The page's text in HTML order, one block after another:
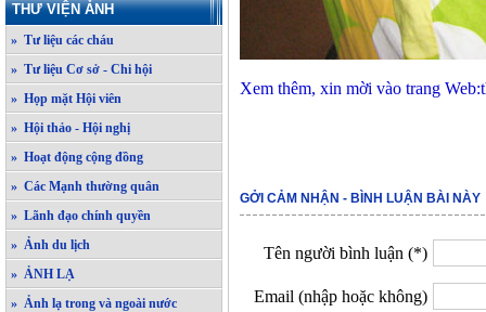
THƯ VIỆN ẢNH
» Tư liệu các cháu
» Tư liệu Cơ sở - Chi hội
» Họp mặt Hội viên
» Hội thảo - Hội nghị
» Hoạt động cộng đồng
» Các Mạnh thường quân
» Lãnh đạo chính quyền
» Ảnh du lịch
» ẢNH LẠ
» Ảnh lạ trong và ngoài nước
Xem thêm, xin mời vào trang
GỞI CẢM NHẬN - BÌNH LUẬN BÀI NÀY
Tên người bình luận (*)
Email (nhập hoặc không)